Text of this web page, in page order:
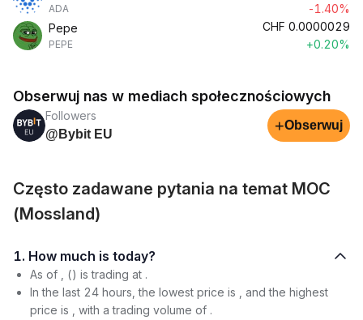
ADA
-1.40%
Pepe
PEPE
CHF 0.0000029
+0.20%
Obserwuj nas w mediach społecznościowych
Followers
@Bybit EU
+Obserwuj
Często zadawane pytania na temat MOC
(Mossland)
1. How much is today?
As of , () is trading at .
In the last 24 hours, the lowest price is , and the highest
price is , with a trading volume of .